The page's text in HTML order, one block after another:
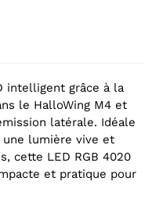
intelligent grâce à la
le HalloWing M4 et
latérale. Idéale
une lumière vive et
cette LED RGB 4020
et pratique pour